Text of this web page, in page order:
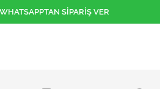
WHATSAPPTAN SİPARİŞ VER